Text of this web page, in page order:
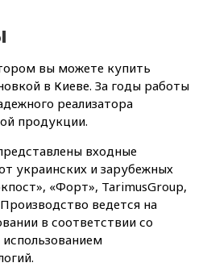
вы можете купить
в Киеве. За годы работы
реализатора
продукции.
входные
украинских и зарубежных
«Форт», TarimusGroup,
ведется на
в соответствии со